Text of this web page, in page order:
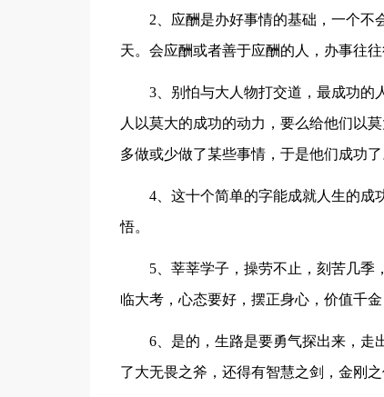
2、应酬是办好事情的基础，一个不
天。会应酬或者善于应酬的人，办事往
3、别怕与大人物打交道，最成功的
人以莫大的成功的动力，要么给他们以
多做或少做了某些事情，于是他们成功了
4、这十个简单的字能成就人生的成
悟。
5、莘莘学子，操劳不止，刻苦几季
临大考，心态要好，摆正身心，价值千
6、是的，生路是要勇气探出来，走
了大无畏之斧，还得有智慧之剑，金刚